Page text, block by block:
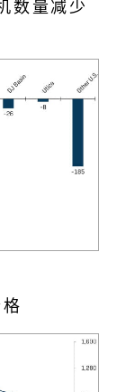
数量减少